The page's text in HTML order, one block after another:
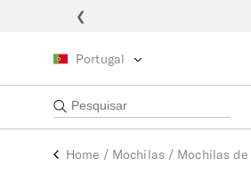
❮
Portugal
Home / Mochilas / Mochilas de